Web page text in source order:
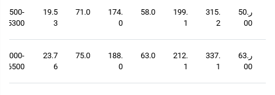
ر.50
00
315.
2
199.
1
58.0
174.
0
71.0
19.5
3
4500-
5300
ر.63
00
337.
1
212.
1
63.0
188.
0
75.0
23.7
6
6000-
6500